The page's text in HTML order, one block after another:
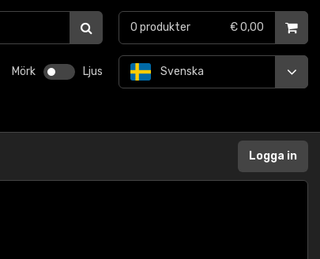
Mörk Ljus Svenska
0 produkter € 0,00
Logga in